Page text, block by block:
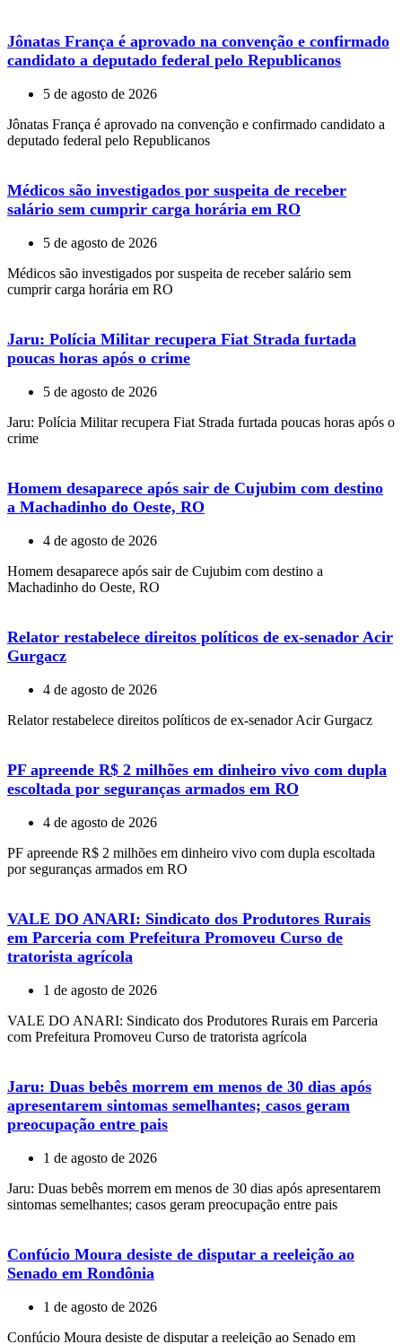
Jônatas França é aprovado na convenção e confirmado
candidato a deputado federal pelo Republicanos
5 de agosto de 2026
Jônatas França é aprovado na convenção e confirmado candidato a
deputado federal pelo Republicanos
Médicos são investigados por suspeita de receber
salário sem cumprir carga horária em RO
5 de agosto de 2026
Médicos são investigados por suspeita de receber salário sem
cumprir carga horária em RO
Jaru: Polícia Militar recupera Fiat Strada furtada
poucas horas após o crime
5 de agosto de 2026
Jaru: Polícia Militar recupera Fiat Strada furtada poucas horas após o
crime
Homem desaparece após sair de Cujubim com destino
a Machadinho do Oeste, RO
4 de agosto de 2026
Homem desaparece após sair de Cujubim com destino a
Machadinho do Oeste, RO
Relator restabelece direitos políticos de ex-senador Acir
Gurgacz
4 de agosto de 2026
Relator restabelece direitos políticos de ex-senador Acir Gurgacz
PF apreende R$ 2 milhões em dinheiro vivo com dupla
escoltada por seguranças armados em RO
4 de agosto de 2026
PF apreende R$ 2 milhões em dinheiro vivo com dupla escoltada
por seguranças armados em RO
VALE DO ANARI: Sindicato dos Produtores Rurais
em Parceria com Prefeitura Promoveu Curso de
tratorista agrícola
1 de agosto de 2026
VALE DO ANARI: Sindicato dos Produtores Rurais em Parceria
com Prefeitura Promoveu Curso de tratorista agrícola
Jaru: Duas bebês morrem em menos de 30 dias após
apresentarem sintomas semelhantes; casos geram
preocupação entre pais
1 de agosto de 2026
Jaru: Duas bebês morrem em menos de 30 dias após apresentarem
sintomas semelhantes; casos geram preocupação entre pais
Confúcio Moura desiste de disputar a reeleição ao
Senado em Rondônia
1 de agosto de 2026
Confúcio Moura desiste de disputar a reeleição ao Senado em